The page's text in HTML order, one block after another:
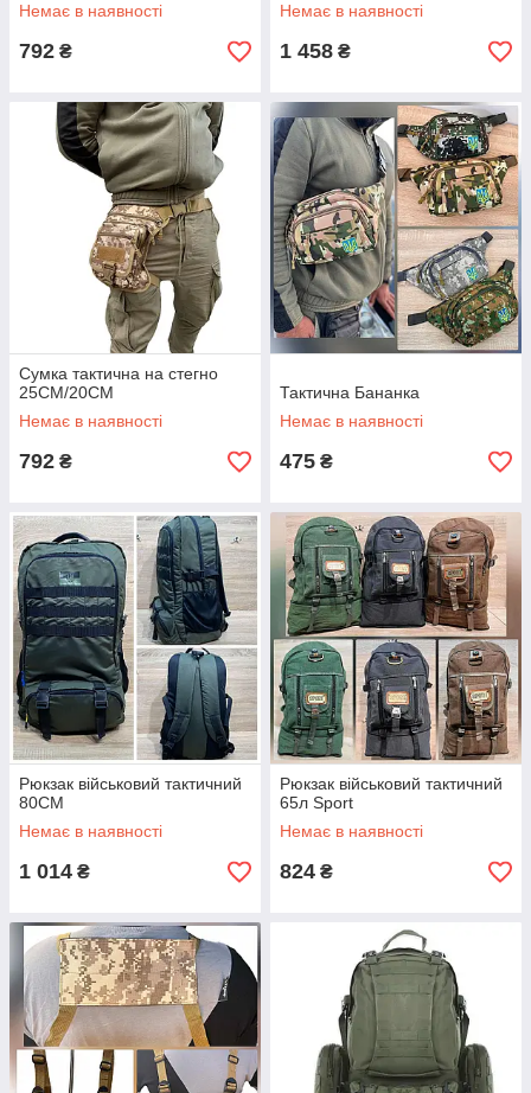
Немає в наявності
792 ₴
Немає в наявності
1 458 ₴
Сумка тактична на стегно
25СМ/20СМ
Немає в наявності
792 ₴
Тактична Бананка
Немає в наявності
475 ₴
Рюкзак військовий тактичний
80СМ
Немає в наявності
1 014 ₴
Рюкзак військовий тактичний
65л Sport
Немає в наявності
824 ₴